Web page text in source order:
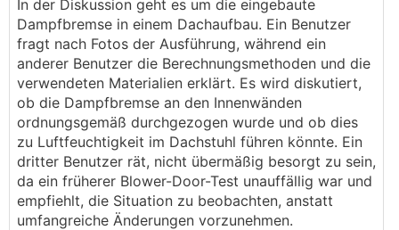
Außenmauer eingstemmt und somit geht der vorige
Glattstrich verloren. Ziegel mit Dryfix geklebt und
Ringanker / Betonkranz geht nicht über gesamte
Giebellänge.
Mauerkrone wurde aber oben mit Mörtel und XPS
gedeckelt.
Dach ist als Kaltdach mit Zwischensparrendämmung
und Dampfbremse ausgeführt.
Glattstrich wurde für Dampfbremse gemacht, aber
nicht bis ganz rauf. --> Siehe Foto
In der Diskussion geht es um die eingebaute
Dampfbremse in einem Dachaufbau. Ein Benutzer
fragt nach Fotos der Ausführung, während ein
anderer Benutzer die Berechnungsmethoden und die
verwendeten Materialien erklärt. Es wird diskutiert,
ob die Dampfbremse an den Innenwänden
ordnungsgemäß durchgezogen wurde und ob dies
zu Luftfeuchtigkeit im Dachstuhl führen könnte. Ein
dritter Benutzer rät, nicht übermäßig besorgt zu sein,
da ein früherer Blower-Door-Test unauffällig war und
empfiehlt, die Situation zu beobachten, anstatt
umfangreiche Änderungen vorzunehmen.